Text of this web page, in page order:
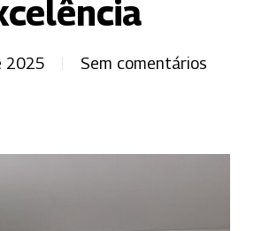
2025 Sem comentários